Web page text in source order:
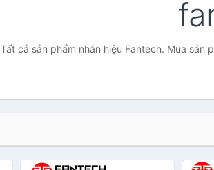
Tất cả sản phẩm nhãn hiệu Fantech. Mua sản